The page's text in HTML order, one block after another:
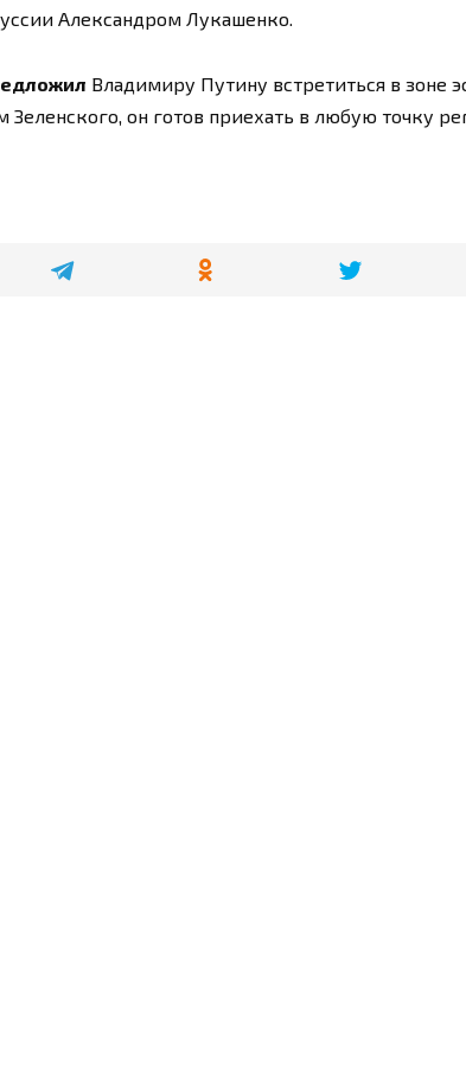
Александром Лукашенко.
Владимиру Путину встретиться в зоне
он готов приехать в любую точку